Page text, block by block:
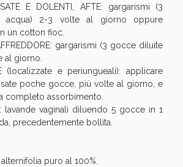
E DOLENTI, AFTE: gargarismi (3
acqua) 2-3 volte al giorno oppure
un cotton fioc.
gargarismi (3 gocce diluite
al giorno.
(localizzate e periungueali): applicare
poche gocce, più volte al giorno, e
completo assorbimento.
lavande vaginali diluendo 5 gocce in 1
precedentemente bollita.
puro al 100%.
le offerte di Oggi